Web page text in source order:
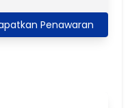
Penawaran